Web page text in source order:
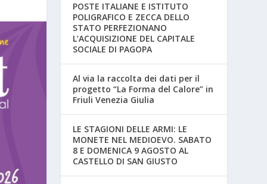
POSTE ITALIANE E ISTITUTO
POLIGRAFICO E ZECCA DELLO
STATO PERFEZIONANO
L’ACQUISIZIONE DEL CAPITALE
SOCIALE DI PAGOPA
Al via la raccolta dei dati per il
progetto “La Forma del Calore” in
Friuli Venezia Giulia
LE STAGIONI DELLE ARMI: LE
MONETE NEL MEDIOEVO. SABATO
8 E DOMENICA 9 AGOSTO AL
CASTELLO DI SAN GIUSTO